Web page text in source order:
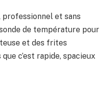
et sans
de température pour
et des frites
c’est rapide, spacieux